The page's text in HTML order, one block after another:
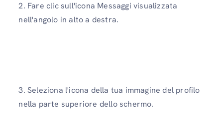
2. Fare clic sull'icona Messaggi visualizzata
nell'angolo in alto a destra.
3. Seleziona l'icona della tua immagine del profilo
nella parte superiore dello schermo.